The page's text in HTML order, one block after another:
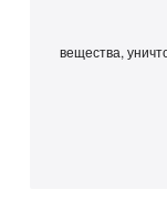
вещества,